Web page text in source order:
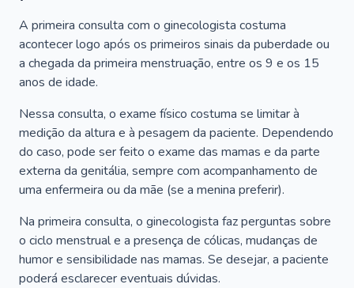
A primeira consulta com o ginecologista costuma
acontecer logo após os primeiros sinais da puberdade ou
a chegada da primeira menstruação, entre os 9 e os 15
anos de idade.
Nessa consulta, o exame físico costuma se limitar à
medição da altura e à pesagem da paciente. Dependendo
do caso, pode ser feito o exame das mamas e da parte
externa da genitália, sempre com acompanhamento de
uma enfermeira ou da mãe (se a menina preferir).
Na primeira consulta, o ginecologista faz perguntas sobre
o ciclo menstrual e a presença de cólicas, mudanças de
humor e sensibilidade nas mamas. Se desejar, a paciente
poderá esclarecer eventuais dúvidas.